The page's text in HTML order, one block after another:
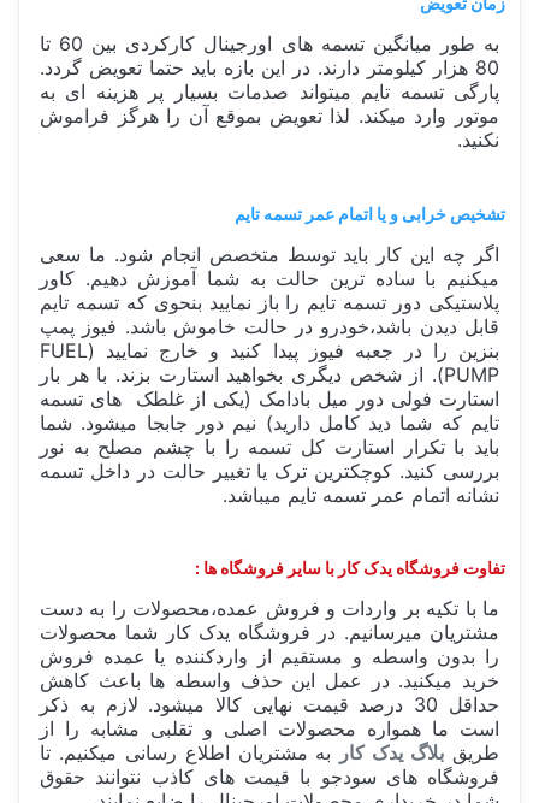
به طور میانگین تسمه های اورجینال کارکردی بین 60 تا
80 هزار کیلومتر دارند. در این بازه باید حتما تعویض گردد.
پارگی تسمه تایم میتواند صدمات بسیار پر هزینه ای به
موتور وارد میکند. لذا تعویض بموقع آن را هرگز فراموش
نکنید.
تشخیص خرابی و یا اتمام عمر تسمه تایم
اگر چه این کار باید توسط متخصص انجام شود. ما سعی
میکنیم با ساده ترین حالت به شما آموزش دهیم. کاور
پلاستیکی دور تسمه تایم را باز نمایید بنحوی که تسمه تایم
قابل دیدن باشد،خودرو در حالت خاموش باشد. فیوز پمپ
بنزین را در جعبه فیوز پیدا کنید و خارج نمایید (FUEL
PUMP). از شخص دیگری بخواهید استارت بزند. با هر بار
استارت فولی دور میل بادامک (یکی از غلطک های تسمه
تایم که شما دید کامل دارید) نیم دور جابجا میشود. شما
باید با تکرار استارت کل تسمه را با چشم مصلح به نور
بررسی کنید. کوچکترین ترک یا تغییر حالت در داخل تسمه
نشانه اتمام عمر تسمه تایم میباشد.
تفاوت فروشگاه یدک کار با سایر فروشگاه ها :
ما با تکیه بر واردات و فروش عمده،محصولات را به دست
مشتریان میرسانیم. در فروشگاه یدک کار شما محصولات
را بدون واسطه و مستقیم از واردکننده یا عمده فروش
خرید میکنید. در عمل این حذف واسطه ها باعث کاهش
حداقل 30 درصد قیمت نهایی کالا میشود. لازم به ذکر
است ما همواره محصولات اصلی و تقلبی مشابه را از
طریق بلاگ یدک کار
به مشتریان اطلاع رسانی میکنیم. تا
فروشگاه های سودجو با قیمت های کاذب نتوانند حقوق